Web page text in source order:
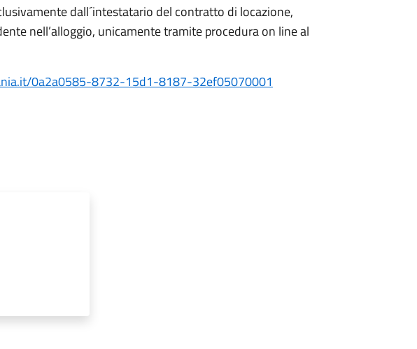
dall´intestatario del contratto di locazione,
nell’alloggio, unicamente tramite procedura on line al
0a2a0585-8732-15d1-8187-32ef05070001